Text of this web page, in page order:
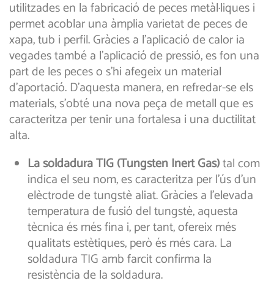
utilitzades en la fabricació de peces metàl·liques i
permet acoblar una àmplia varietat de peces de
xapa, tub i perfil. Gràcies a l’aplicació de calor ia
vegades també a l’aplicació de pressió, es fon una
part de les peces o s’hi afegeix un material
d’aportació. D’aquesta manera, en refredar-se els
materials, s’obté una nova peça de metall que es
caracteritza per tenir una fortalesa i una ductilitat
alta.
La soldadura TIG (Tungsten Inert Gas)tal com
indica el seu nom, es caracteritza per l’ús d’un
elèctrode de tungstè aliat. Gràcies a l’elevada
temperatura de fusió del tungstè, aquesta
tècnica és més fina i, per tant, ofereix més
qualitats estètiques, però és més cara. La
soldadura TIG amb farcit confirma la
resistència de la soldadura.